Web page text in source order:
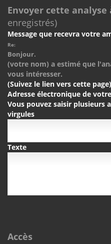
Envoyer cette analyse
enregistrés)
Message que recevra votre
Re:
Bonjour.
(votre nom) a estimé que
vous intéresser.
(Suivez le lien vers cette page)
Adresse électronique de
Vous pouvez saisir plusieurs
virgules
Texte
Accès